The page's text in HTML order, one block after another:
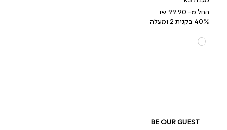
החל מ-
מחיר מבצע
40% בקנית 2 ומעלה
BE OUR GUEST